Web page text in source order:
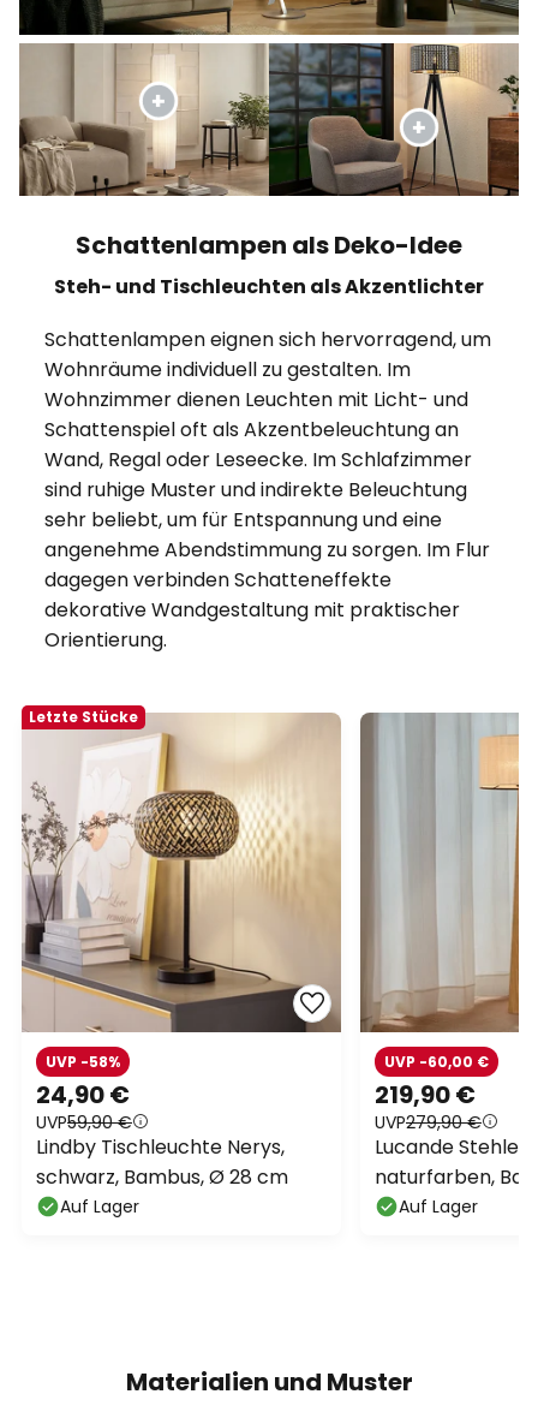
Schattenlampen als Deko-Idee
Steh- und Tischleuchten als Akzentlichter
Schattenlampen eignen sich hervorragend, um
Wohnräume individuell zu gestalten. Im
Wohnzimmer dienen Leuchten mit Licht- und
Schattenspiel oft als Akzentbeleuchtung an
Wand, Regal oder Leseecke. Im Schlafzimmer
sind ruhige Muster und indirekte Beleuchtung
sehr beliebt, um für Entspannung und eine
angenehme Abendstimmung zu sorgen. Im Flur
dagegen verbinden Schatteneffekte
dekorative Wandgestaltung mit praktischer
Orientierung.
Letzte Stücke
24,90 €
UVP59,90 €
UVP -58%
Lindby Tischleuchte Nerys,
schwarz, Bambus, Ø 28 cm
Auf Lager
219,90 €
UVP279,90 €
UVP -60,00 €
Lucande
naturfarben,
138cm
Auf Lager
Materialien und Muster